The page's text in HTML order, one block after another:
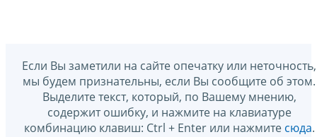
Если Вы заметили на сайте опечатку или неточность,
мы будем признательны, если Вы сообщите об этом.
Выделите текст, который, по Вашему мнению,
содержит ошибку, и нажмите на клавиатуре
комбинацию клавиш: Ctrl + Enter или нажмите сюда.